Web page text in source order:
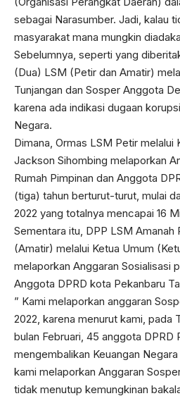
sebagai Narasumber. Jadi, kalau
masyarakat mana mungkin
Sebelumnya, seperti yang
(Dua) LSM (Petir dan Amatir)
Tunjangan dan Sosper Anggota
karena ada indikasi dugaan
Negara.
Dimana, Ormas LSM Petir melalui
Jackson Sihombing melaporkan
Rumah Pimpinan dan Anggota
(tiga) tahun berturut-turut, mulai
2022 yang totalnya mencapai 16
Sementara itu, DPP LSM Amanah
(Amatir) melalui Ketua Umum
melaporkan Anggaran Sosialisasi
Anggota DPRD kota Pekanbaru
” Kami melaporkan anggaran
2022, karena menurut kami, pada
bulan Februari, 45 anggota DPRD
mengembalikan Keuangan
kami melaporkan Anggaran
tidak menutup kemungkinan